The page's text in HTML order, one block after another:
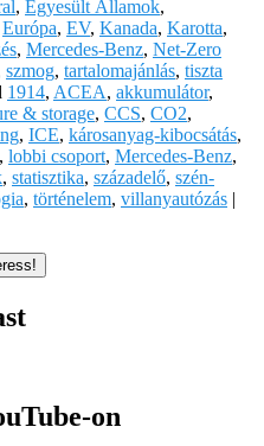
, Egyesült Államok,
Európa, EV, Kanada, Karotta,
, Mercedes-Benz, Net-Zero
szmog, tartalomajánlás, tiszta
1914, ACEA, akkumulátor,
& storage, CCS, CO2,
, ICE, károsanyag-kibocsátás,
, lobbi csoport, Mercedes-Benz,
, statisztika, századelő, szén-
, történelem, villanyautózás |
on